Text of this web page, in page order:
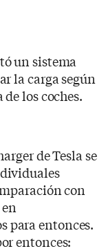
un sistema
la carga según
los coches.
de Tesla se
con
para entonces.
entonces: